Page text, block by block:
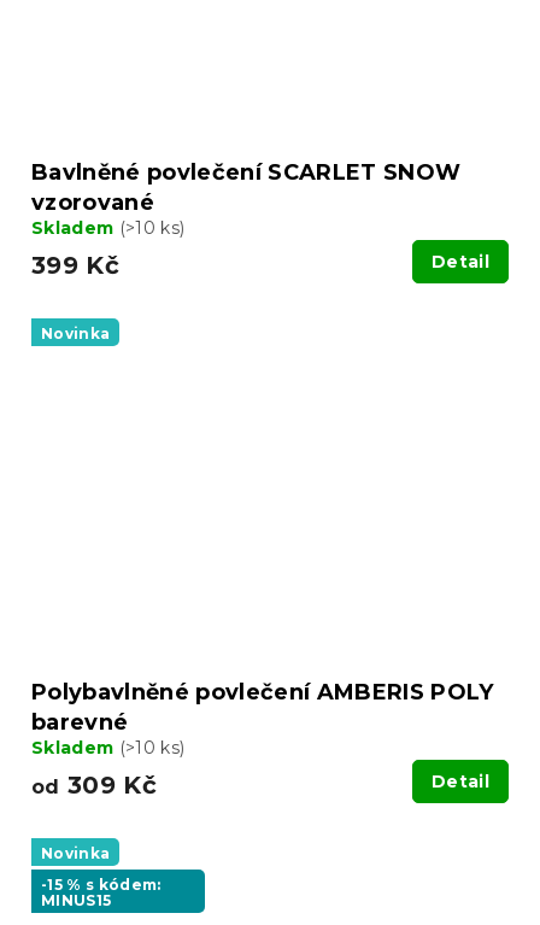
Bavlněné povlečení SCARLET SNOW
vzorované
Skladem (>10 ks)
399 Kč Detail
Novinka
Polybavlněné povlečení AMBERIS POLY
barevné
Skladem (>10 ks)
od 309 Kč Detail
Novinka
-15 % s kódem:
MINUS15